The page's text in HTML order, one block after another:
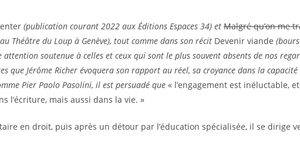
(publication courant 2022 aux Éditions Espaces 34) et Malgré qu’on me
Théâtre du Loup à Genève), tout comme dans son récit Devenir viande
soutenue à celles et ceux qui sont le plus souvent absents de nos
que Jérôme Richer évoquera son rapport au réel, sa croyance dans la
Pier Paolo Pasolini, il est persuadé que « l’engagement est inéluctable,
l’écriture, mais aussi dans la vie. »
en droit, puis après un détour par l’éducation spécialisée, il se dirige